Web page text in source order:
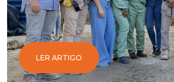
LER ARTIGO